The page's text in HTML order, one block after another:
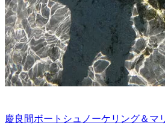
慶良間ボートシュノーケリング＆マ